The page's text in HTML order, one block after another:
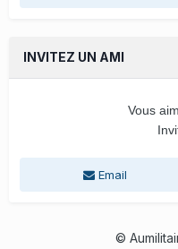
INVITEZ UN AMI
Vous
Email
©